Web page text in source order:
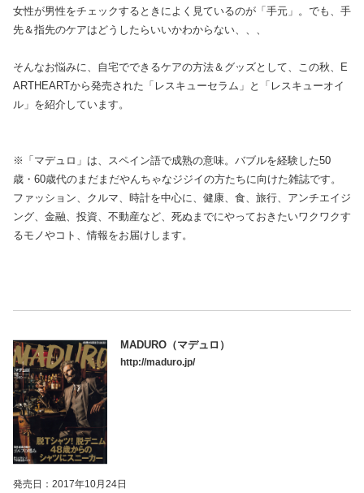
女性が男性をチェックするときによく見ているのが「手元」。でも、手
先＆指先のケアはどうしたらいいかわからない、、、
そんなお悩みに、自宅でできるケアの方法＆グッズとして、この秋、E
ARTHEARTから発売された「レスキューセラム」と「レスキューオイ
ル」を紹介しています。
※「マデュロ」は、スペイン語で成熟の意味。バブルを経験した50
歳・60歳代のまだまだやんちゃなジジイの方たちに向けた雑誌です。
ファッション、クルマ、時計を中心に、健康、食、旅行、アンチエイジ
ング、金融、投資、不動産など、死ぬまでにやっておきたいワクワクす
るモノやコト、情報をお届けします。
MADURO（マデュロ）
http://maduro.jp/
発売日：2017年10月24日